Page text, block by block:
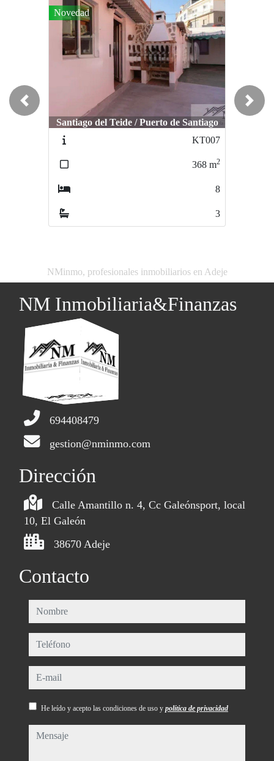
Santiago del Teide / Puerto de Santiago
Adeje / El Madroñal
IR024
245m
Previous Next
NMinmo, profesionales inmobiliarios en Adeje
NM Inmobiliaria&Finanzas
694408479
gestion@nminmo.com
Dirección
Calle Amantillo n. 4, Cc Galeónsport, local
10, El Galeón
38670 Adeje
Contacto
nombre
teléfono
e-mail
He leído y acepto las condiciones de uso y política de privacidad
mensaje